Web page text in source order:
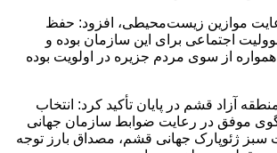
موازین زیست‌محیطی، افزود: حفظ
اجتماعی برای این سازمان بوده و
همواره از سوی مردم جزیره در اولویت بوده
آزاد قشم در پایان تأکید کرد: انتخاب
موفق در رعایت ضوابط سازمان جهانی
سبز ژئوپارک جهانی قشم، مصداق بارز توجه